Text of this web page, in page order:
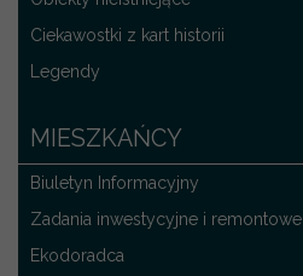
Ciekawostki z kart historii
Legendy
MIESZKAŃCY
Biuletyn Informacyjny
Zadania inwestycyjne i remontowe
Ekodoradca